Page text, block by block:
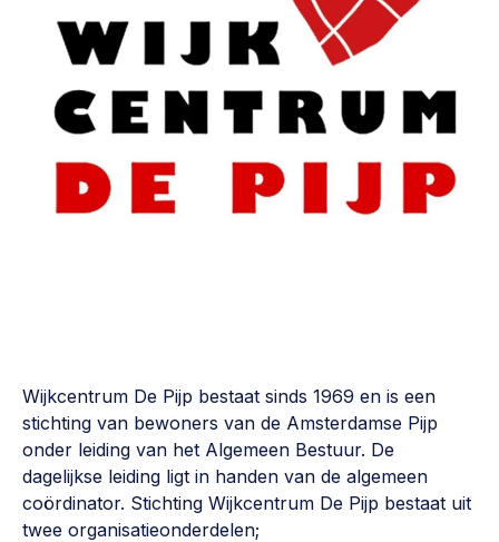
Vrijwilligers en medewerkers
Werving, contracten en vergoedingen, betaalde krachten
Eigen gebouw
ontmoetingsplekken >
Sociaal ondernemen
Zorgzame gemeenschappen
Betrokken buurten, contact stimuleren, netwerken
uitbreiden >
Wijkaanpak
Werken aan de wijk, ABCD, WijkWijzer >
Opinie
Bijeenkomsten
Team
Lid worden
Vraag stellen
Wijkcentrum De Pijp bestaat sinds 1969 en is een
stichting van bewoners van de Amsterdamse Pijp
onder leiding van het Algemeen Bestuur. De
dagelijkse leiding ligt in handen van de algemeen
coördinator. Stichting Wijkcentrum De Pijp bestaat uit
twee organisatieonderdelen;